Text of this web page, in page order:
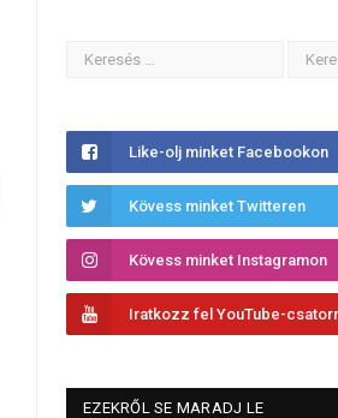
Like-olj minket Facebookon
Kövess minket Twitteren
Kövess minket Instagramon
Iratkozz fel YouTube-
EZEKRŐL SE MARADJ LE